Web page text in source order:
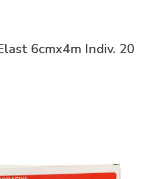
6cmx4m Indiv. 20